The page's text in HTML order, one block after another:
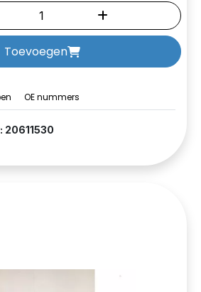
OE nummers
20611530
Toevoegen